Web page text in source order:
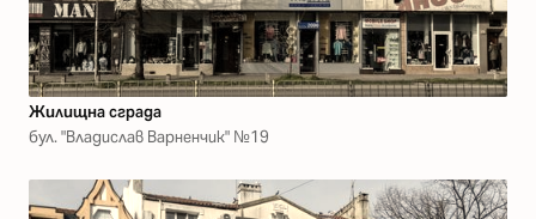
Жилищна сграда
бул. "Владислав Варненчик" №19